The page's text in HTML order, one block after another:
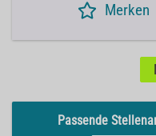
Merken
Passende